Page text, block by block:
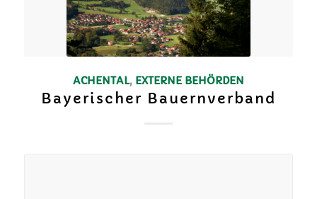
ACHENTAL, EXTERNE BEHÖRDEN
Bayerischer Bauernverband